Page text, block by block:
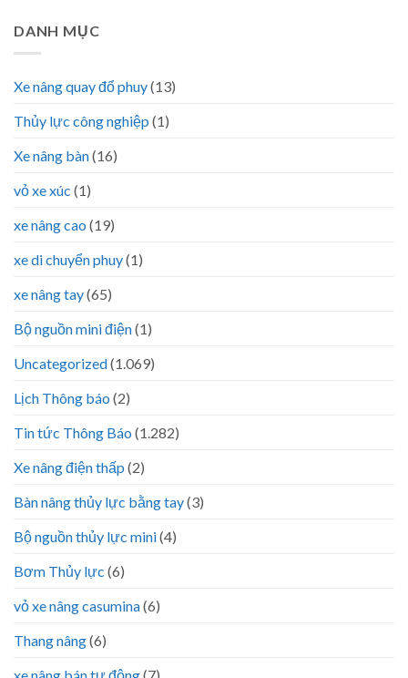
DANH MỤC
Xe nâng quay đổ phuy(13)
Thủy lực công nghiệp (1)
Xe nâng bàn(16)
vỏ xe xúc (1)
xe nâng cao (19)
xe di chuyển phuy(1)
xe nâng tay(65)
Bộ nguồn mini điện(1)
Uncategorized(1.069)
Lịch Thông báo (2)
Tin tức Thông Báo (1.282)
Xe nâng điện thấp (2)
Bàn nâng thủy lực bằng tay(3)
Bộ nguồn thủy lực mini(4)
Bơm Thủy lực (6)
vỏ xe nâng casumina(6)
Thang nâng(6)
xe nâng bán tự động(7)